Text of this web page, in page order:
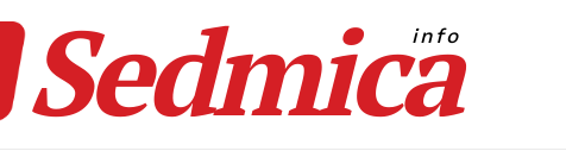
Sedmica
info